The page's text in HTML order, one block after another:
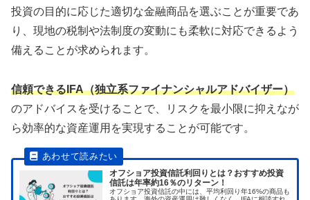
投資の目的に応じた適切な金融商品を選ぶことが重要であ
り、現地の税制や法制度の変動にも柔軟に対応できるよう
備えることが求められます。
信頼できるIFA（独⽴系ファイナンシャルアドバイザー）
のアドバイスを受けることで、リスクを最小限に抑えなが
ら効率的な資産運用を実現することが可能です。
オフショア投資信託利回りとは？おすすめ投資
信託は年率約16％のリターン！
オフショア投資信託の中には、平均利回り年16%の商品も